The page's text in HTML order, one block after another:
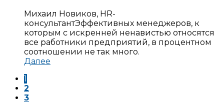
Михаил Новиков, HR-
консультантЭффективных менеджеров, к
которым с искренней ненавистью относятся
все работники предприятий, в процентном
соотношении не так много.
Далее
1
2
3